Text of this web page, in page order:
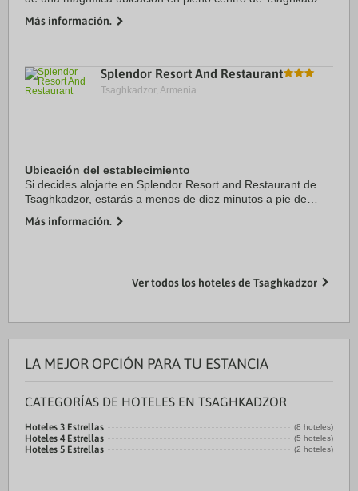
min a pie de Monasterio de ...
Más información.
Splendor Resort And Restaurant
Tsaghkadzor, Armenia.
Ubicación del establecimiento
Si decides alojarte en Splendor Resort and Restaurant de
Tsaghkadzor, estarás a menos de diez minutos a pie de
esta villa se encuentra a 1,3 km de ...
Más información.
Ver todos los hoteles de Tsaghkadzor
LA MEJOR OPCIÓN PARA TU ESTANCIA
CATEGORÍAS DE HOTELES EN TSAGHKADZOR
Hoteles 3 Estrellas (8 hoteles)
Hoteles 4 Estrellas (5 hoteles)
Hoteles 5 Estrellas (2 hoteles)